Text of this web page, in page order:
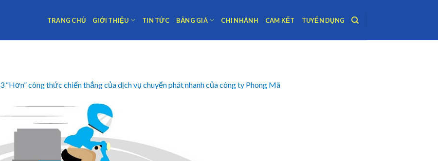
TRANG CHỦ GIỚI THIỆU TIN TỨC BẢNG GIÁ CHI NHÁNH CAM KẾT TUYỂN DỤNG
3 “Hơn” công thức chiến thắng của dịch vụ chuyển phát nhanh của công ty Phong Mã